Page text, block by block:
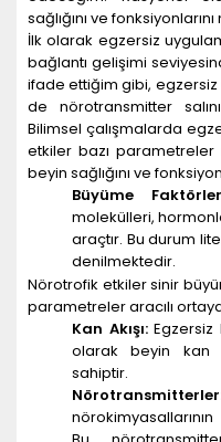
sağlığını ve
İlk olarak egzersiz
bağlantı gelişimi
ifade ettiğim gibi, egzersiz
de nörotransmitter
Bilimsel çalışmalarda
etkiler bazı parametreler
beyin sağlığını ve
Büyüme
molekülleri,
araçtır. Bu durum
denilmektedir.
Nörotrofik etkiler sinir
parametreler aracılı
Kan Akışı:Egzersiz
olarak beyin kan
sahiptir.